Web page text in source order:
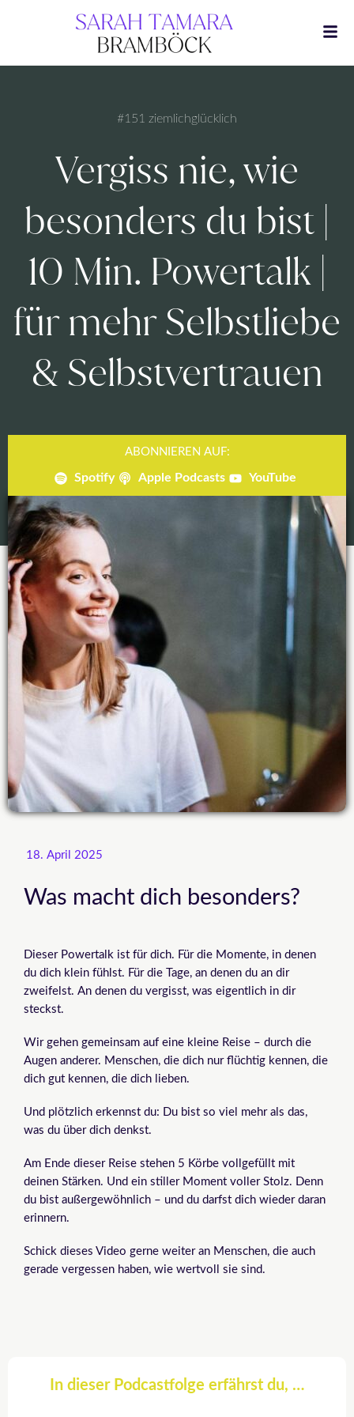
#151 ziemlichglücklich
Vergiss nie, wie
besonders du bist |
10 Min. Powertalk |
für mehr Selbstliebe
& Selbstvertrauen
ABONNIEREN AUF:
Spotify Apple Podcasts YouTube
18. April 2025
Was macht dich besonders?
Dieser Powertalk ist für dich. Für die Momente, in denen
du dich klein fühlst. Für die Tage, an denen du an dir
zweifelst. An denen du vergisst, was eigentlich in dir
steckst.
Wir gehen gemeinsam auf eine kleine Reise – durch die
Augen anderer. Menschen, die dich nur flüchtig kennen, die
dich gut kennen, die dich lieben.
Und plötzlich erkennst du: Du bist so viel mehr als das,
was du über dich denkst.
Am Ende dieser Reise stehen 5 Körbe vollgefüllt mit
deinen Stärken. Und ein stiller Moment voller Stolz. Denn
du bist außergewöhnlich – und du darfst dich wieder daran
erinnern.
Schick dieses Video gerne weiter an Menschen, die auch
gerade vergessen haben, wie wertvoll sie sind.
In dieser Podcastfolge erfährst du, …